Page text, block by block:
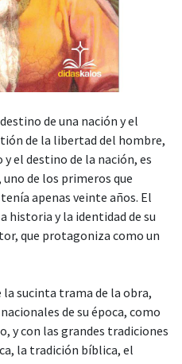
de una nación y el
de la libertad del hombre,
el destino de la nación, es
de los primeros que
apenas veinte años. El
historia y la identidad de su
que protagoniza como un
la sucinta trama de la obra,
de su época, como
y con las grandes tradiciones
la tradición bíblica, el